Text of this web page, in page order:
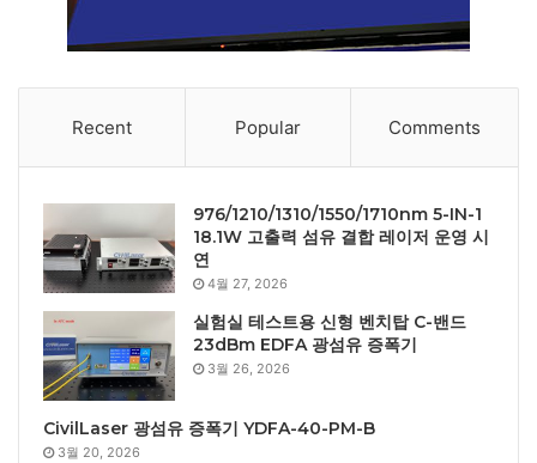
Recent Popular Comments
976/1210/1310/1550/1710nm 5-IN-1
18.1W 고출력 섬유 결합 레이저 운영 시
연
4월 27, 2026
실험실 테스트용 신형 벤치탑 C-밴드
23dBm EDFA 광섬유 증폭기
3월 26, 2026
CivilLaser 광섬유 증폭기 YDFA-40-PM-B
3월 20, 2026